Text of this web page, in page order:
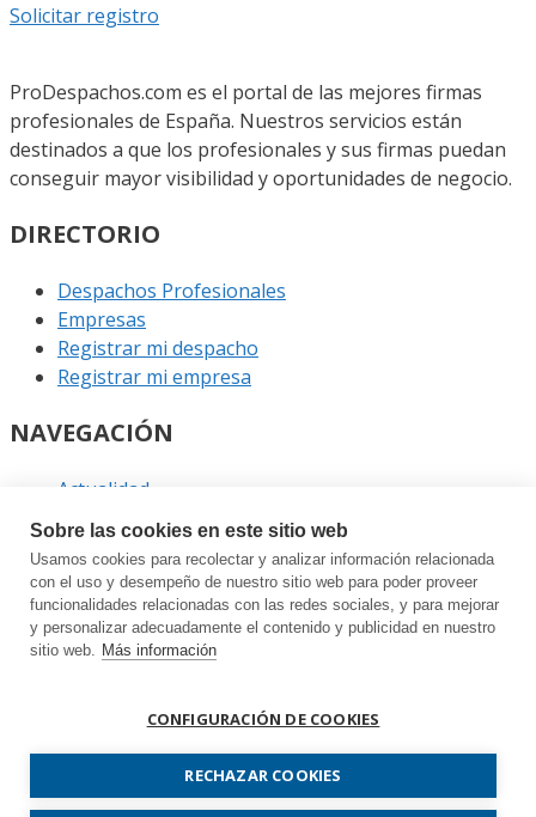
Solicitar registro
ProDespachos.com es el portal de las mejores firmas
profesionales de España. Nuestros servicios están
destinados a que los profesionales y sus firmas puedan
conseguir mayor visibilidad y oportunidades de negocio.
DIRECTORIO
Despachos Profesionales
Empresas
Registrar mi despacho
Registrar mi empresa
NAVEGACIÓN
Actualidad
Podcast
Entrevistas
Eventos
ENLACES
Política de privacidad
Sobre las cookies en este sitio web
Usamos cookies para recolectar y analizar información relacionada
con el uso y desempeño de nuestro sitio web para poder proveer
funcionalidades relacionadas con las redes sociales, y para mejorar
y personalizar adecuadamente el contenido y publicidad en nuestro
sitio web. Más información
CONFIGURACIÓN DE COOKIES
RECHAZAR COOKIES